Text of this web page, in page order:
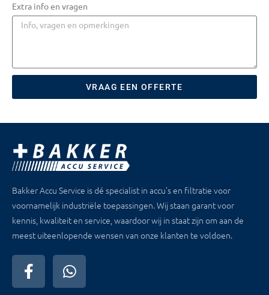
Extra info en vragen
VRAAG EEN OFFERTE
Bakker Accu Service is dé specialist in accu’s en filtratie voor
voornamelijk industriële toepassingen. Wij staan garant voor
kennis, kwaliteit en service, waardoor wij in staat zijn om aan de
meest uiteenlopende wensen van onze klanten te voldoen.